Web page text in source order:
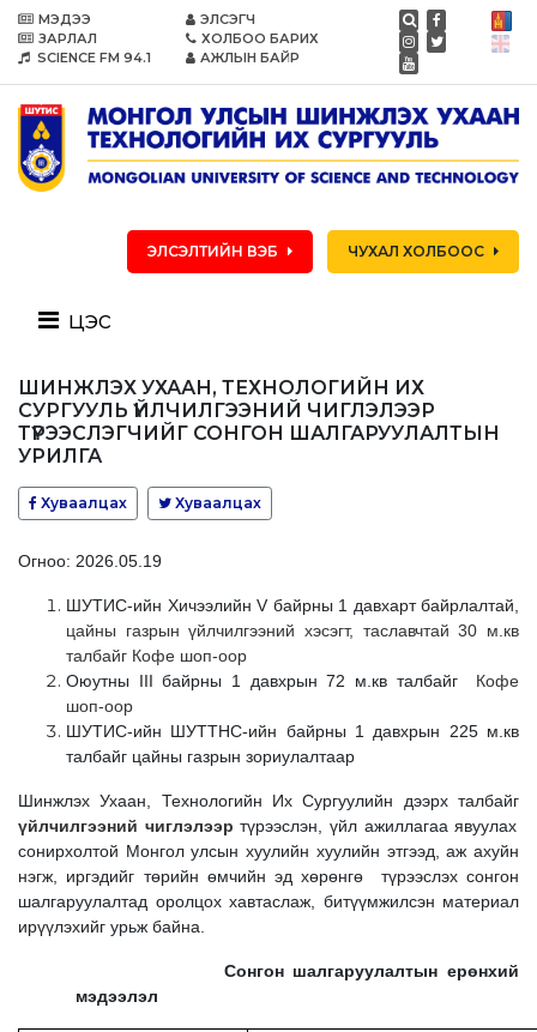
МЭДЭЭ
ЗАРЛАЛ
SCIENCE FM 94.1
ЭЛСЭГЧ
ХОЛБОО БАРИХ
АЖЛЫН БАЙР
ЭЛСЭЛТИЙН ВЭБ ЧУХАЛ ХОЛБООС
цэс
ШИНЖЛЭХ УХААН, ТЕХНОЛОГИЙН ИХ
СУРГУУЛЬ ҮЙЛЧИЛГЭЭНИЙ ЧИГЛЭЛЭЭР
ТҮРЭЭСЛЭГЧИЙГ СОНГОН ШАЛГАРУУЛАЛТЫН
УРИЛГА
Хуваалцах Хуваалцах
Огноо: 2026.05.19
ШУТИС-ийн Хичээлийн V байрны 1 давхарт байрлалтай,
цайны газрын үйлчилгээний хэсэгт, таславчтай 30 м.кв
талбайг Кофе шоп-оор
Оюутны III байрны 1 давхрын 72 м.кв талбайг Кофе
шоп-оор
ШУТИС-ийн ШУТТНС-ийн байрны 1 давхрын 225 м.кв
талбайг цайны газрын зориулалтаар
Шинжлэх Ухаан, Технологийн Их Сургуулийн дээрх талбайг
үйлчилгээний чиглэлээр түрээслэн, үйл ажиллагаа явуулах
сонирхолтой Монгол улсын хуулийн хуулийн этгээд, аж ахуйн
нэгж, иргэдийг төрийн өмчийн эд хөрөнгө түрээслэх сонгон
шалгаруулалтад оролцох хавтаслаж, битүүмжилсэн материал
ирүүлэхийг урьж байна.
Сонгон шалгаруулалтын ерөнхий
мэдээлэл